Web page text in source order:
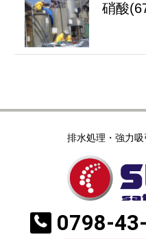
硝酸
排水処理・強力
0798-